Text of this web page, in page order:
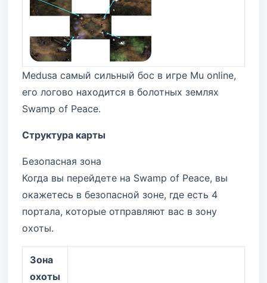
Medusa самый сильный бос в игре Mu online,
его логово находится в болотных землях
Swamp of Peace.
Структура карты
Безопасная зона
Когда вы перейдете на Swamp of Peace, вы
окажетесь в безопасной зоне, где есть 4
портала, которые отправляют вас в зону
охоты.
Зона
охоты